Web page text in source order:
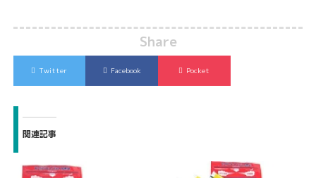
Share
Twitter Facebook Pocket
関連記事